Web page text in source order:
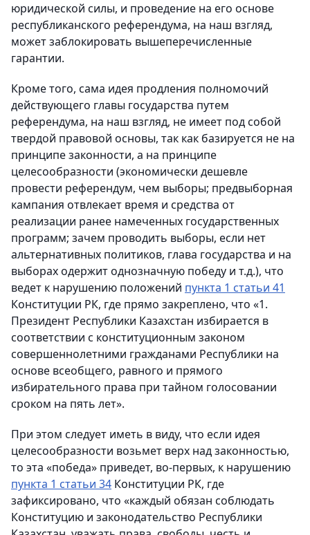
юридической силы, и проведение на его основе
республиканского референдума, на наш взгляд,
может заблокировать вышеперечисленные
гарантии.
Кроме того, сама идея продления полномочий
действующего главы государства путем
референдума, на наш взгляд, не имеет под собой
твердой правовой основы, так как базируется не на
принципе законности, а на принципе
целесообразности (экономически дешевле
провести референдум, чем выборы; предвыборная
кампания отвлекает время и средства от
реализации ранее намеченных государственных
программ; зачем проводить выборы, если нет
альтернативных политиков, глава государства и на
выборах одержит однозначную победу и т.д.), что
ведет к нарушению положений пункта 1 статьи 41
Конституции РК, где прямо закреплено, что «1.
Президент Республики Казахстан избирается в
соответствии с конституционным законом
совершеннолетними гражданами Республики на
основе всеобщего, равного и прямого
избирательного права при тайном голосовании
сроком на пять лет».
При этом следует иметь в виду, что если идея
целесообразности возьмет верх над законностью,
то эта «победа» приведет, во-первых, к нарушению
пункта 1 статьи 34 Конституции РК, где
зафиксировано, что «каждый обязан соблюдать
Конституцию и законодательство Республики